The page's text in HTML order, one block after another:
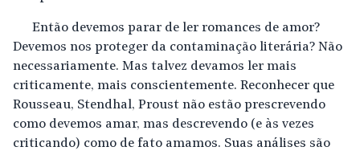
Então devemos parar de ler romances de amor?
Devemos nos proteger da contaminação literária? Não
necessariamente. Mas talvez devamos ler mais
criticamente, mais conscientemente. Reconhecer que
Rousseau, Stendhal, Proust não estão prescrevendo
como devemos amar, mas descrevendo (e às vezes
criticando) como de fato amamos. Suas análises são